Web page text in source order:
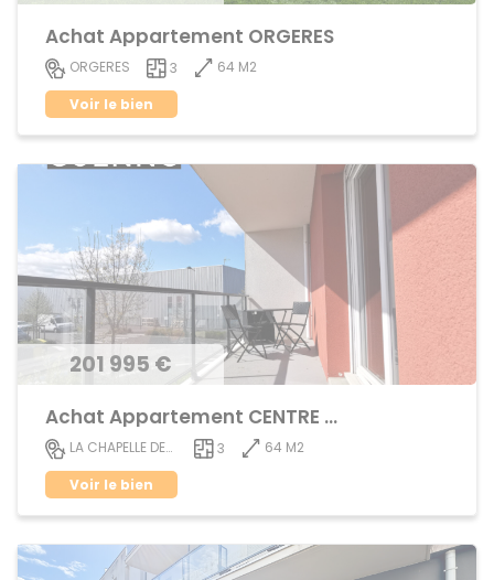
Achat Appartement ORGERES
ORGERES 3
64 M2
Voir le bien
201 995 €
Achat Appartement CENTRE VILLE
LA CHAPELLE DES FOUGERETZ 3
64 M2
Voir le bien